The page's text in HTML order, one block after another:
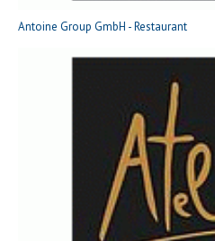
Antoine Group GmbH - Restaurant